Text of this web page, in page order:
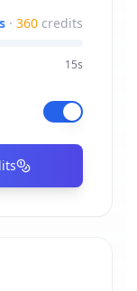
s · 360 credits
15s